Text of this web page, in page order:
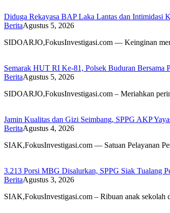
Diduga Rekayasa BAP Laka Lantas dan Intimidasi
BeritaAgustus 5, 2026
SIDOARJO,FokusInvestigasi.com — Keinginan
Semarak HUT RI Ke-81, Polsek Buduran Bersama
BeritaAgustus 5, 2026
SIDOARJO,FokusInvestigasi.com – Meriahkan
Jamin Kualitas dan Gizi Seimbang, SPPG AKP
BeritaAgustus 4, 2026
SIAK,FokusInvestigasi.com — Satuan Pelayanan
3.213 Porsi MBG Disalurkan, SPPG Siak Tualang
BeritaAgustus 3, 2026
SIAK,FokusInvestigasi.com – Ribuan anak sekolah